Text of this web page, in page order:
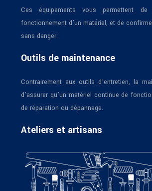
Ces équipements vous permettent
fonctionnement d’un matériel, et de
sans danger.
Outils de maintenance
Contrairement aux outils d’entretien, la
d’assurer qu’un matériel continue de
de réparation ou dépannage.
Ateliers et artisans